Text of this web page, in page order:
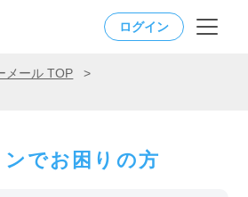
ログイン
メール TOP
>
ンでお困りの方